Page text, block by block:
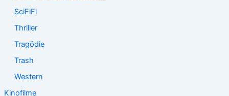
SciFiFi
Thriller
Tragödie
Trash
Western
Kinofilme